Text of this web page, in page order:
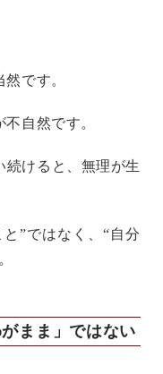
です。
自然です。
続けると、無理が生
”ではなく、“自分
まま」ではない